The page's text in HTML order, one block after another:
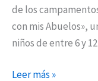
de los
con mis Abuelos»,
niños de entre 6 y
Leer más »